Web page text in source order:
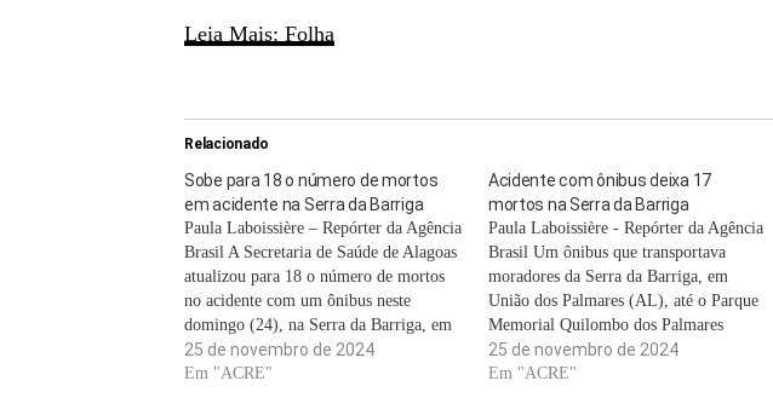
Leia Mais: Folha
Relacionado
Sobe para 18 o número de mortos
em acidente na Serra da Barriga
Paula Laboissière – Repórter da Agência
Brasil A Secretaria de Saúde de Alagoas
atualizou para 18 o número de mortos
no acidente com um ônibus neste
domingo (24), na Serra da Barriga, em
União dos Palmares. O veículo
transportava moradores da região até o
25 de novembro de 2024
Em "ACRE"
Acidente com ônibus deixa 17
mortos na Serra da Barriga
Paula Laboissière - Repórter da Agência
Brasil Um ônibus que transportava
moradores da Serra da Barriga, em
União dos Palmares (AL), até o Parque
Memorial Quilombo dos Palmares
capotou na tarde desse domingo (24) e
caiu numa ribanceira, deixando 17
25 de novembro de 2024
Em "ACRE"